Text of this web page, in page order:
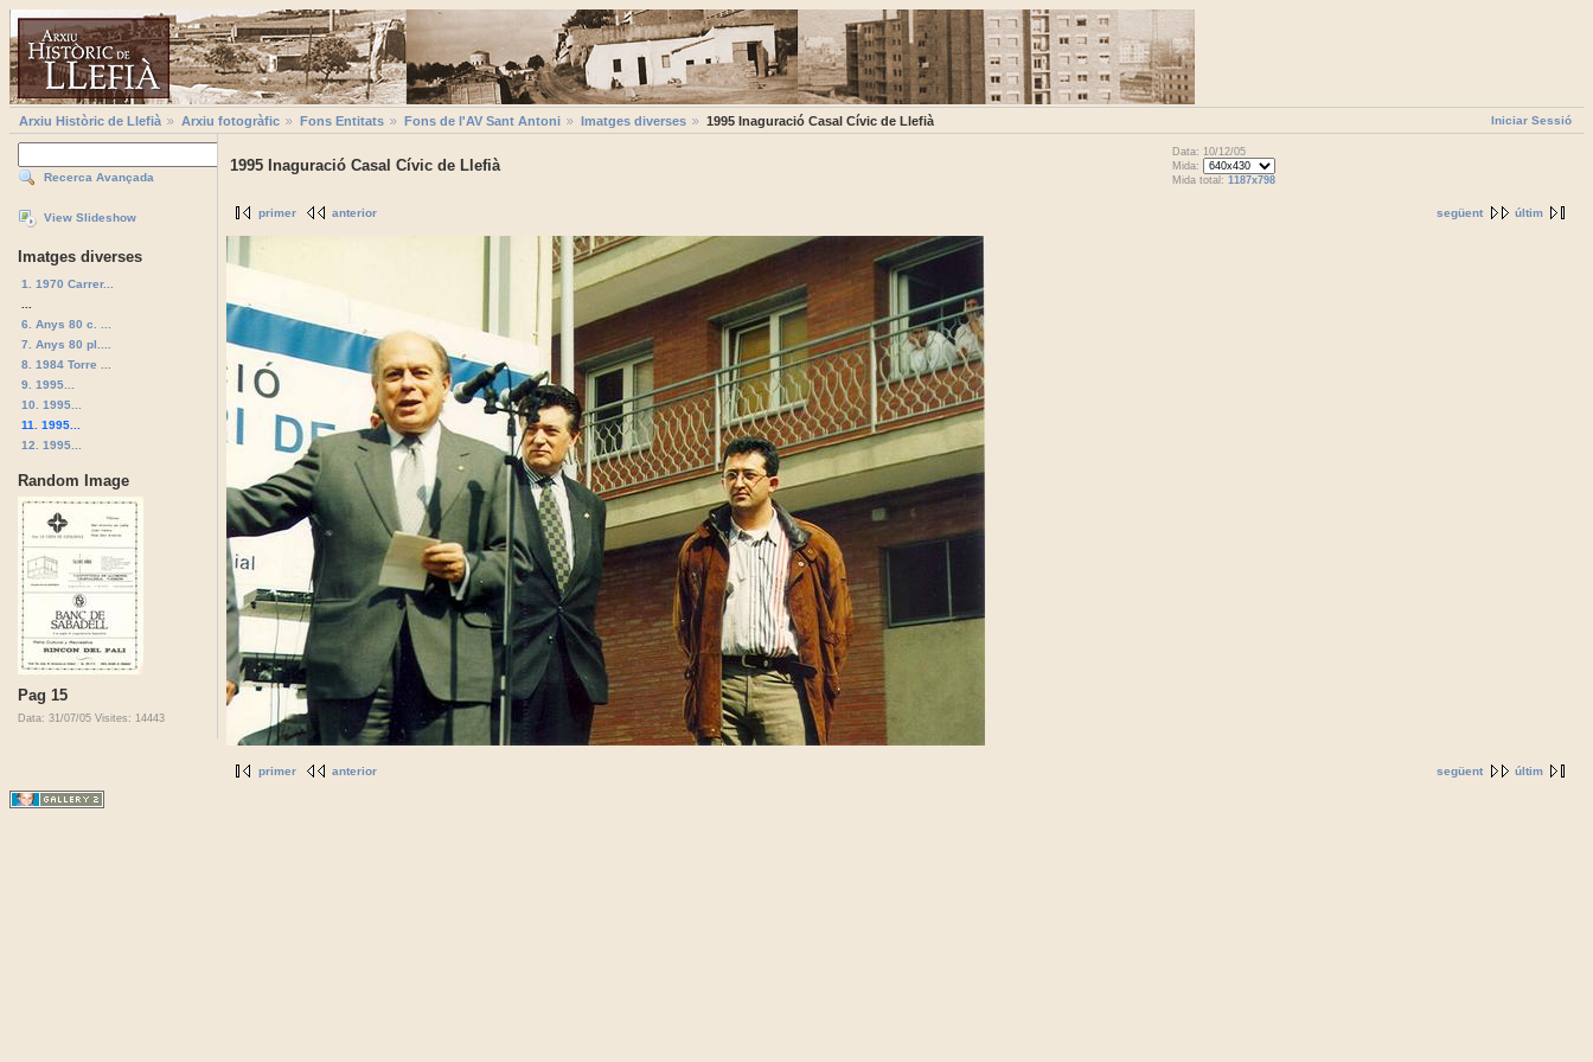
Iniciar Sessió
Arxiu Històric de Llefià Arxiu fotogràfic Fons Entitats Fons de l'AV Sant Antoni Imatges diverses 1995 Inaguració Casal Cívic de Llefià
Recerca Avançada
View Slideshow
Imatges diverses
1. 1970 Carrer...
6. Anys 80 c. ...
7. Anys 80 pl....
8. 1984 Torre ...
9. 1995...
10. 1995...
11. 1995...
12. 1995...
Random Image
Pag 15
Data: 31/07/05 Visites: 14443
1995 Inaguració Casal Cívic de Llefià
Data: 10/12/05
Mida:
Mida total: 1187x798
següent últim
primer anterior
següent últim
primer anterior